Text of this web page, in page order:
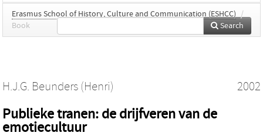
Erasmus School of History, Culture and Communication (ESHCC)
/
Book
Search
H.J.G. Beunders (Henri) 2002
Publieke tranen: de drijfveren van de
emotiecultuur